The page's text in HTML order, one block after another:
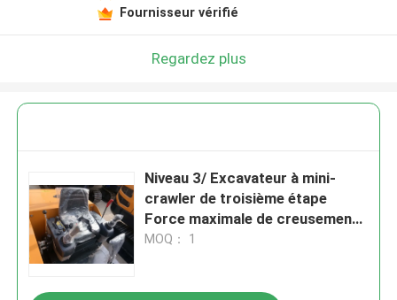
Fournisseur vérifié
Regardez plus
Niveau 3/ Excavateur à mini-
crawler de troisième étape
Force maximale de creusement
du bras 10,5KN
MOQ： 1